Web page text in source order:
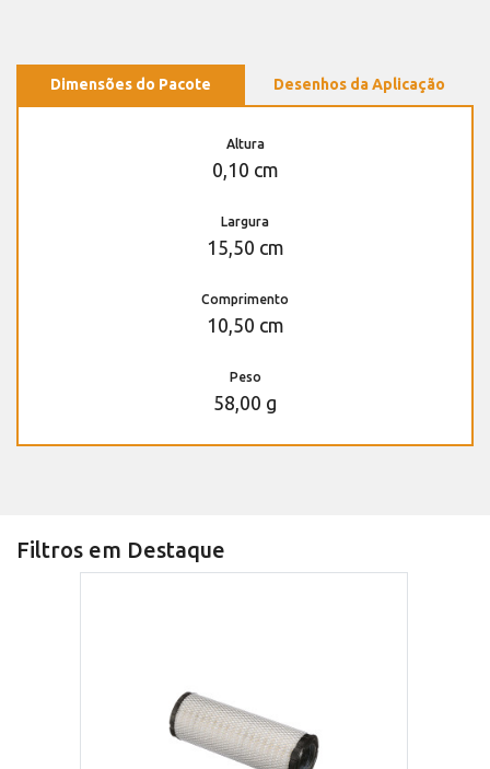
Dimensões do Pacote Desenhos da Aplicação
Altura
0,10 cm
Largura
15,50 cm
Comprimento
10,50 cm
Peso
58,00 g
Filtros em Destaque